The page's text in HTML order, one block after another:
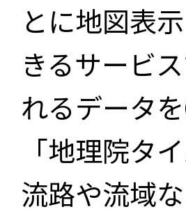
とに地図表
きるサービ
れるデータ
「地理院タ
流路や流域